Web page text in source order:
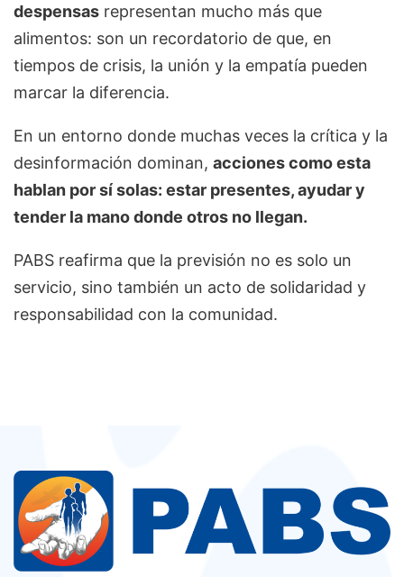
despensas representan mucho más que
alimentos: son un recordatorio de que, en
tiempos de crisis, la unión y la empatía pueden
marcar la diferencia.
En un entorno donde muchas veces la crítica y la
desinformación dominan, acciones como esta
hablan por sí solas: estar presentes, ayudar y
tender la mano donde otros no llegan.
PABS reafirma que la previsión no es solo un
servicio, sino también un acto de solidaridad y
responsabilidad con la comunidad.